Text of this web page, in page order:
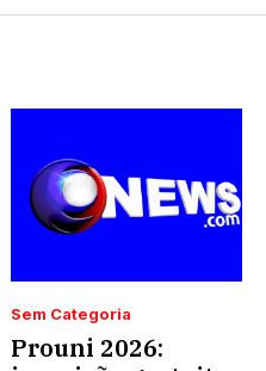
Sem Categoria
Prouni 2026: